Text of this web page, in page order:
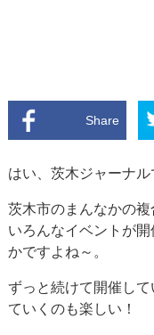
Share
はい、茨木ジャーナル
茨木市のまんなかの複
いろんなイベントが
かですよね～。
ずっと続けて開催し
ていくのも楽しい！